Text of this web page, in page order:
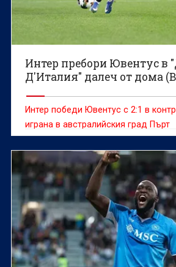
Интер пребори Ювентус в
Д'Италия" далеч от дома
Интер победи Ювентус с 2:1 в
играна в австралийския град Пърт